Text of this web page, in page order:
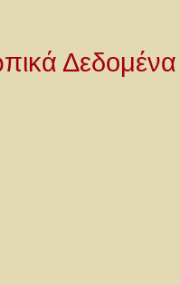
Δεδομένα